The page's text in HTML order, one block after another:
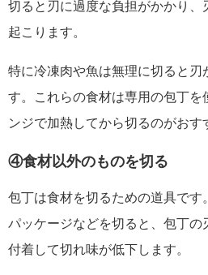
切ると刃に過度な負担がかかり、
起こります。
特に冷凍肉や魚は無理に切ると刃
す。これらの食材は専用の包丁を
ンジで加熱してから切るのがおす
④食材以外のものを切る
包丁は食材を切るための道具です
パッケージなどを切ると、包丁の
付着して切れ味が低下します。